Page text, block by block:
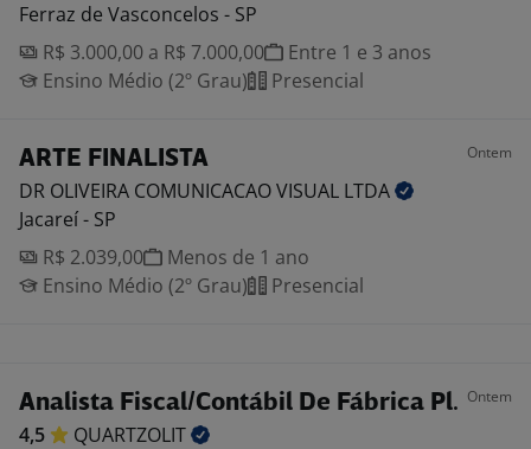
Ferraz de Vasconcelos - SP
R$ 3.000,00 a R$ 7.000,00
Entre 1 e 3 anos
Ensino Médio (2º Grau)
Presencial
ARTE FINALISTA Ontem
DR OLIVEIRA COMUNICACAO VISUAL LTDA
Jacareí - SP
R$ 2.039,00
Menos de 1 ano
Ensino Médio (2º Grau)
Presencial
Analista Fiscal/Contábil De Fábrica Pl. Ontem
4,5
QUARTZOLIT